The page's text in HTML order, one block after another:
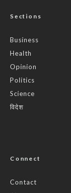
Sections
Business
Health
Opinion
Politics
Science
विदेश
Connect
Contact